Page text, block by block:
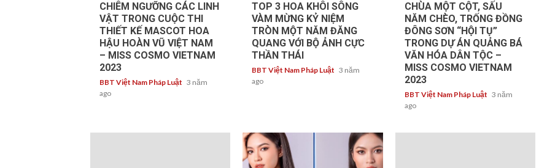
CHIÊM NGƯỠNG CÁC LINH
VẬT TRONG CUỘC THI
THIẾT KẾ MASCOT HOA
HẬU HOÀN VŨ VIỆT NAM
– MISS COSMO VIETNAM
2023
BBT Việt Nam Pháp Luật 3 năm
ago
TOP 3 HOA KHÔI SÔNG
VÀM MỪNG KỶ NIỆM
TRÒN MỘT NĂM ĐĂNG
QUANG VỚI BỘ ẢNH CỰC
THẦN THÁI
BBT Việt Nam Pháp Luật 3 năm
ago
CHÙA MỘT CỘT, SẤU
NĂM CHÈO, TRỐNG ĐỒNG
ĐÔNG SƠN “HỘI TỤ”
TRONG DỰ ÁN QUẢNG BÁ
VĂN HÓA DÂN TỘC –
MISS COSMO VIETNAM
2023
BBT Việt Nam Pháp Luật 3 năm
ago